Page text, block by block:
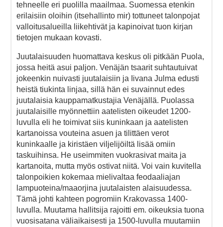
tehneelle eri puolilla maailmaa. Suomessa etenkin
erilaisiin oloihin (itsehallinto mir) tottuneet talonpojat
valloitusalueilla liikehtivät ja kapinoivat tuon kirjan
tietojen mukaan kovasti.
Juutalaisuuden huomattava keskus oli pitkään Puola,
jossa heitä asui paljon. Venäjän tsaarit suhtautuivat
jokeenkin nuivasti juutalaisiin ja Iivana Julma edusti
heistä tiukinta linjaa, sillä hän ei suvainnut edes
juutalaisia kauppamatkustajia Venäjällä. Puolassa
juutalaisille myönnettiin aatelisten oikeudet 1200-
luvulla eli he toimivat siis kuninkaan ja aatelisten
kartanoissa vouteina asuen ja tilittäen verot
kuninkaalle ja kiristäen viljelijöiltä lisää omiin
taskuihinsa. He useimmiten vuokrasivat maita ja
kartanoita, mutta myös ostivat niitä. Voi vain kuvitella
talonpoikien kokemaa mielivaltaa feodaaliajan
lampuoteina/maaorjina juutalaisten alaisuudessa.
Tämä johti kahteen pogromiin Krakovassa 1400-
luvulla. Muutama hallitsija rajoitti em. oikeuksia tuona
vuosisatana väliaikaisesti ja 1500-luvulla muutamiin